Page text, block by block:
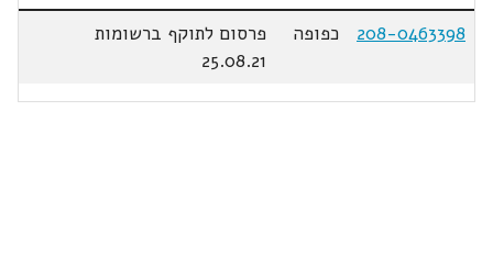
208-0463398
כפופה
פרסום לתוקף ברשומות
25.08.21